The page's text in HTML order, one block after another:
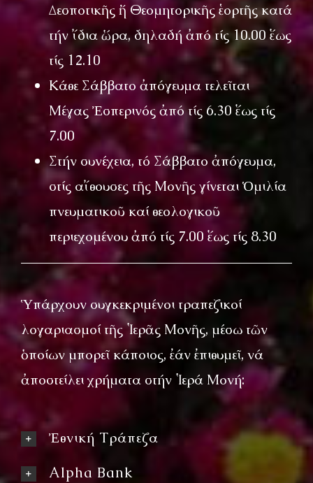
Δεσποτικῆς ἤ Θεομητορικῆς ἑορτῆς κατά
τήν ἴδια ὥρα, δηλαδή ἀπό τίς 10.00 ἕως
τίς 12.10
Κάθε Σάββατο ἀπόγευμα τελεῖται
Μέγας Ἐσπερινός ἀπό τίς 6.30 ἕως τίς
7.00
Στήν συνέχεια, τό Σάββατο ἀπόγευμα,
στίς αἴθουσες τῆς Μονῆς γίνεται Ὁμιλία
πνευματικοῦ καί θεολογικοῦ
περιεχομένου ἀπό τίς 7.00 ἕως τίς 8.30
Ὑπάρχουν συγκεκριμένοι τραπεζικοί
λογαριασμοί τῆς Ἱερᾶς Μονῆς, μέσω τῶν
ὁποίων μπορεῖ κάποιος, ἐάν ἐπιθυμεῖ, νά
ἀποστείλει χρήματα στήν Ἱερά Μονή:
Ἐθνική Τράπεζα
Alpha Bank